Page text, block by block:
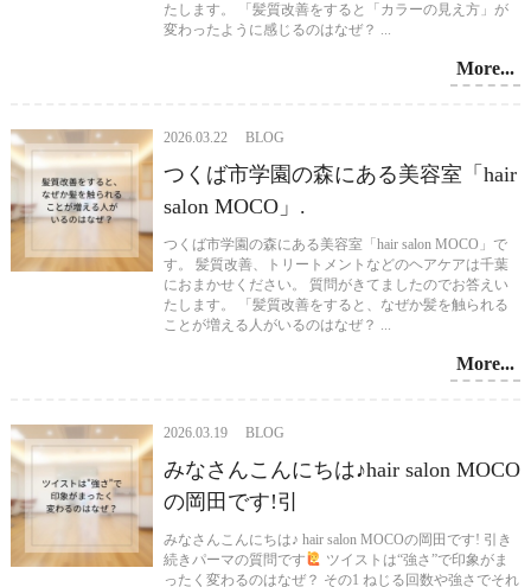
たします。 「髪質改善をすると「カラーの見え方」が
変わったように感じるのはなぜ？ ...
More...
2026.03.22 BLOG
つくば市学園の森にある美容室「hair
salon MOCO」.
つくば市学園の森にある美容室「hair salon MOCO」で
す。 髪質改善、トリートメントなどのヘアケアは千葉
におまかせください。 質問がきてましたのでお答えい
たします。 「髪質改善をすると、なぜか髪を触られる
ことが増える人がいるのはなぜ？ ...
More...
2026.03.19 BLOG
みなさんこんにちは♪hair salon MOCO
の岡田です!引
みなさんこんにちは♪ hair salon MOCOの岡田です! 引き
続きパーマの質問です
ツイストは“強さ”で印象がま
ったく変わるのはなぜ？ その1 ねじる回数や強さでそれ